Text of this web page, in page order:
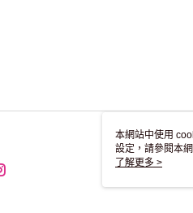
本網站中使用
設定，請參閱本網
用 cookie。
了解更多 >